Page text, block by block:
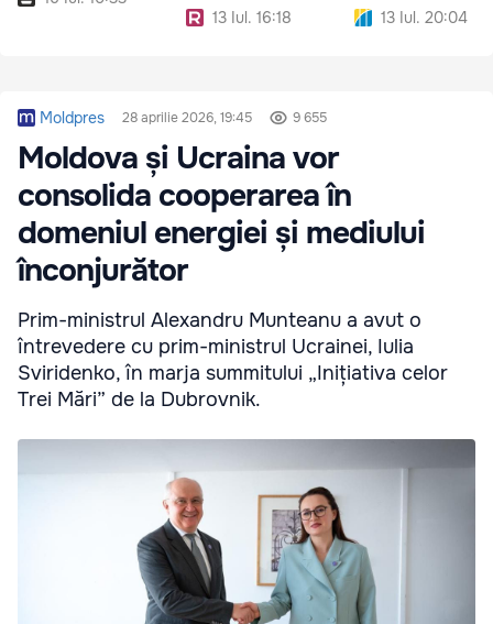
13 Iul. 16:18
13 Iul. 20:04
Moldpres 28 aprilie 2026, 19:45 9 655
Moldova și Ucraina vor
consolida cooperarea în
domeniul energiei și mediului
înconjurător
Prim-ministrul Alexandru Munteanu a avut o
întrevedere cu prim-ministrul Ucrainei, Iulia
Sviridenko, în marja summitului „Inițiativa celor
Trei Mări” de la Dubrovnik.